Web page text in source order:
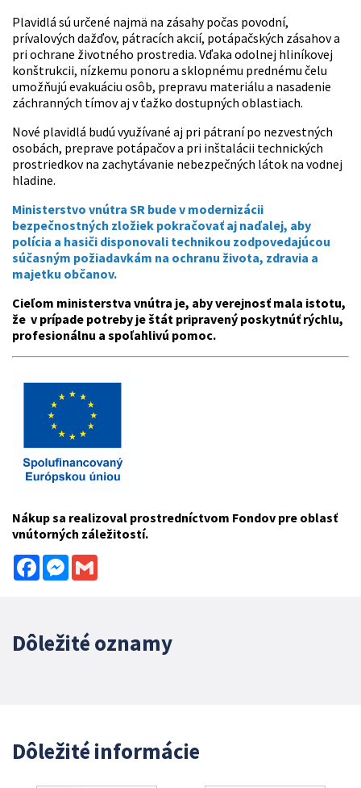
Plavidlá sú určené najmä na zásahy počas povodní,
prívalových dažďov, pátracích akcií, potápačských zásahov a
pri ochrane životného prostredia. Vďaka odolnej hliníkovej
konštrukcii, nízkemu ponoru a sklopnému prednému čelu
umožňujú evakuáciu osôb, prepravu materiálu a nasadenie
záchranných tímov aj v ťažko dostupných oblastiach.
Nové plavidlá budú využívané aj pri pátraní po nezvestných
osobách, preprave potápačov a pri inštalácii technických
prostriedkov na zachytávanie nebezpečných látok na vodnej
hladine.
Ministerstvo vnútra SR bude v modernizácii
bezpečnostných zložiek pokračovať aj naďalej, aby
polícia a hasiči disponovali technikou zodpovedajúcou
súčasným požiadavkám na ochranu života, zdravia a
majetku občanov.
Cieľom ministerstva vnútra je, aby verejnosť mala istotu,
že v prípade potreby je štát pripravený poskytnúť rýchlu,
profesionálnu a spoľahlivú pomoc.
Nákup sa realizoval prostredníctvom Fondov pre oblasť
vnútorných záležitostí.
FacebookMessenger
Dôležité oznamy
Dôležité informácie